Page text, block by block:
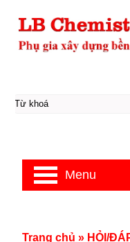
Trang chủ » HỎI/
Menu